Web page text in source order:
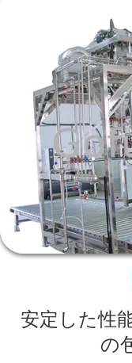
ダ
ク
ビ
Reserved.
安定した性
の